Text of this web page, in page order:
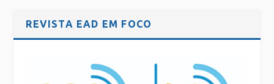
REVISTA EAD EM FOCO